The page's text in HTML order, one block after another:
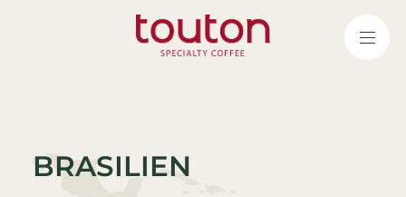
BRASILIEN